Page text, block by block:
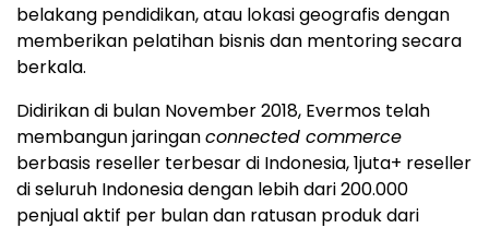
belakang pendidikan, atau lokasi geografis dengan
memberikan pelatihan bisnis dan mentoring secara
berkala.
Didirikan di bulan November 2018, Evermos telah
membangun jaringanconnected commerce
berbasis reseller terbesar di Indonesia, 1juta+ reseller
di seluruh Indonesia dengan lebih dari 200.000
penjual aktif per bulan dan ratusan produk dari